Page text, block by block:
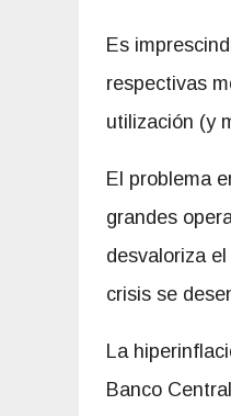
Es
respectivas
utilización (y
El problema
grandes
desvaloriza
crisis se
La
Banco